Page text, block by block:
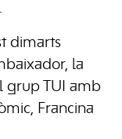
dimarts
la
grup TUI amb
Francina